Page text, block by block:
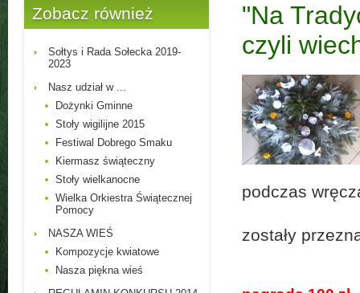
Zobacz również
Sołtys i Rada Sołecka 2019-
2023
Nasz udział w ...
Dożynki Gminne
Stoły wigilijne 2015
Festiwal Dobrego Smaku
Kiermasz świąteczny
Stoły wielkanocne
Wielka Orkiestra Świątecznej
Pomocy
NASZA WIEŚ
Kompozycje kwiatowe
Nasza piękna wieś
"Na
czyli
podczas
zostały